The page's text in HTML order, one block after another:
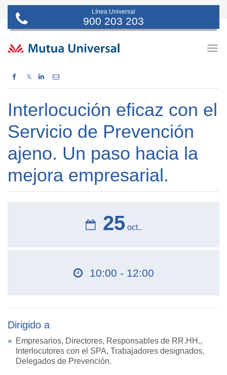
Línea Universal
900 203 203
𝕏
Interlocución eficaz con el
Servicio de Prevención
ajeno. Un paso hacia la
mejora empresarial.
25 oct..
10:00 - 12:00
Dirigido a
Empresarios, Directores, Responsables de RR.HH.,
Interlocutores con el SPA, Trabajadores designados,
Delegados de Prevención.